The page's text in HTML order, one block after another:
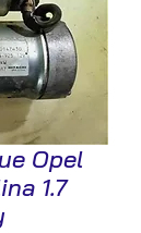
Opel
1.7